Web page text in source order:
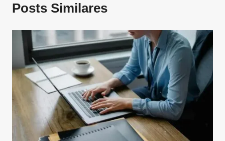
Posts Similares